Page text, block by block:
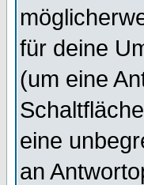
für deine
(um eine
eine
an